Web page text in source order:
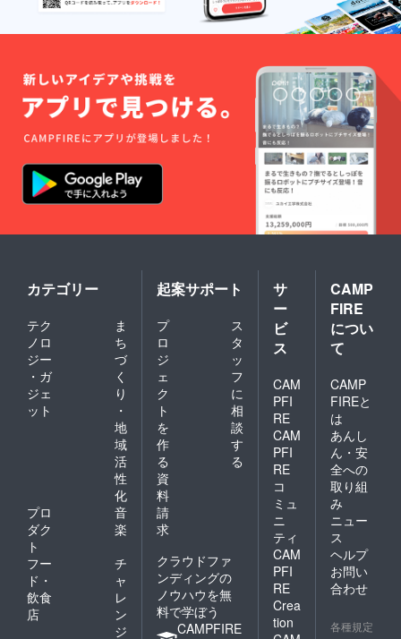
カテゴリー
テク
ノロ
ジー
・ガ
ジェ
ット
ま
ち
づ
く
り
・
地
域
活
性
化
プロ
ダク
ト
音
楽
フー
ド・
飲食
店
チ
ャ
レ
ン
ジ
起案サポート
プ
ロ
ジ
ェ
ク
ト
を
作
る
ス
タ
ッ
フ
に
相
談
す
る
資
料
請
求
クラウドファ
ンディングの
ノウハウを無
料で学ぼう
CAMPFIRE
サ
ー
ビ
ス
CAM
PFI
RE
CAM
PFI
RE
コ
ミュ
ニ
ティ
CAM
PFI
RE
Crea
tion
CAMP
FIRE
につい
て
CAMP
FIREと
は
あんし
ん・安
全への
取り組
み
ニュー
ス
ヘルプ
お問い
合わせ
各種規定